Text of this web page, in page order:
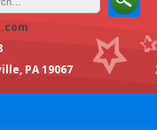
PA 19067